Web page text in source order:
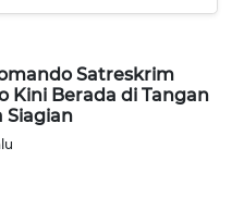
Satreskrim
Kini Berada di Tangan
Siagian